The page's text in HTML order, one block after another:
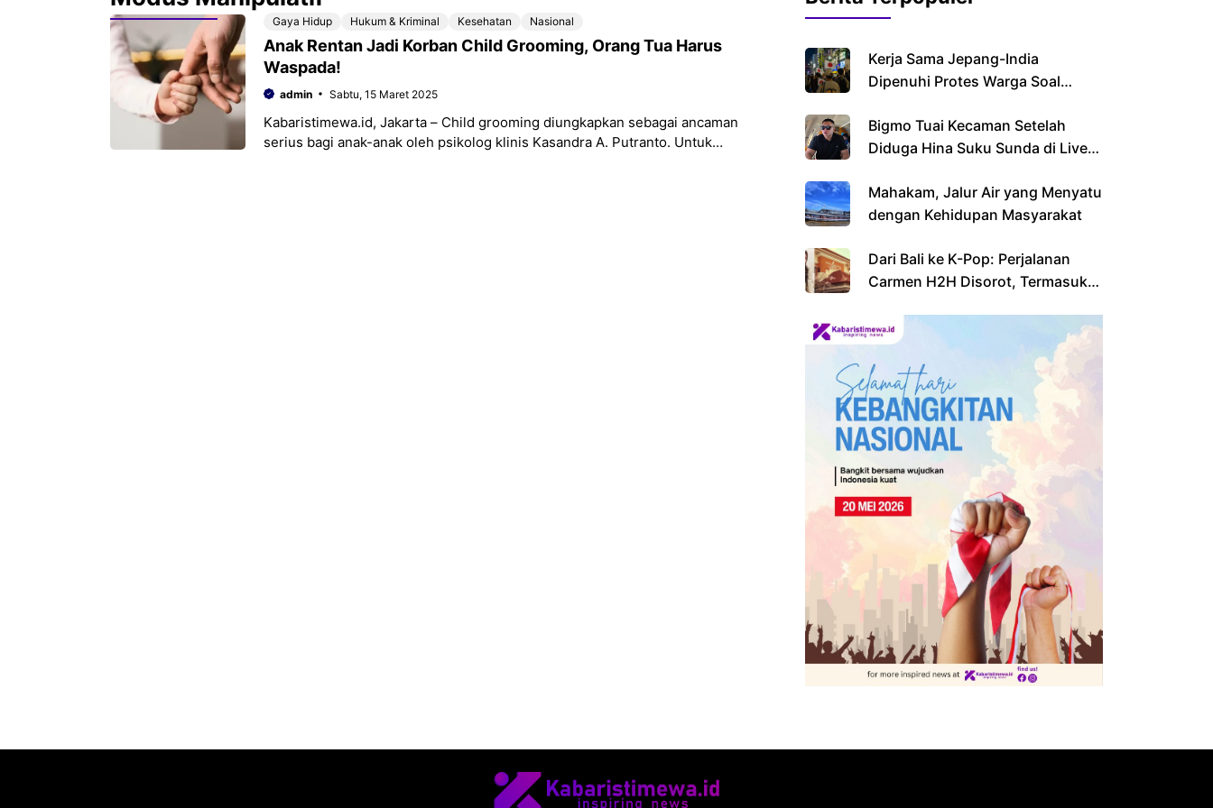
Gaya Hidup Hukum & Kriminal Kesehatan Nasional
Anak Rentan Jadi Korban Child Grooming, Orang Tua Harus
Waspada!
admin Sabtu, 15 Maret 2025
Kabaristimewa.id, Jakarta – Child grooming diungkapkan sebagai ancaman
serius bagi anak-anak oleh psikolog klinis Kasandra A. Putranto. Untuk
Kerja Sama Jepang-India
Dipenuhi Protes Warga Soal
Bigmo Tuai Kecaman Setelah
Diduga Hina Suku Sunda di Live
Mahakam, Jalur Air yang Menyatu
dengan Kehidupan Masyarakat
Dari Bali ke K-Pop: Perjalanan
Carmen H2H Disorot, Termasuk